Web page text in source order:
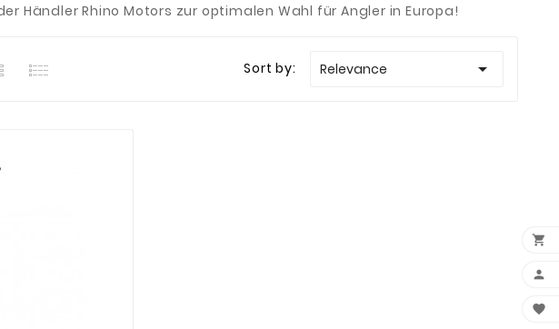
Rhino Motors zur optimalen Wahl für Angler in Europa!
Sort by: Relevance 


